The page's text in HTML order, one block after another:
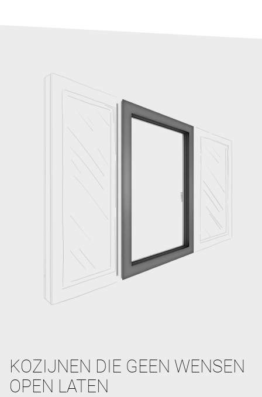
KOZIJNEN DIE GEEN WENSEN
OPEN LATEN